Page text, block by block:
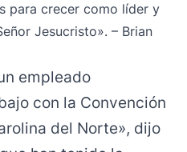
para crecer como líder y
Jesucristo». – Brian
empleado
con la Convención
del Norte», dijo